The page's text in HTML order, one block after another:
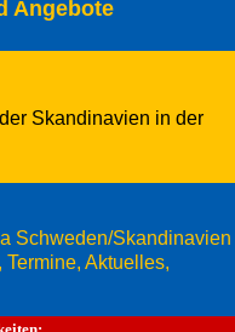
Angebote
Skandinavien in der
Schweden/
Aktuelles,